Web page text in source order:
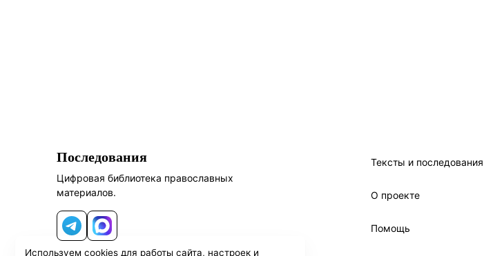
Последования
Цифровая библиотека православных
материалов.
Telegram
MAX
Тексты и последования
О проекте
Помощь
Используем cookies для работы сайта, настроек и